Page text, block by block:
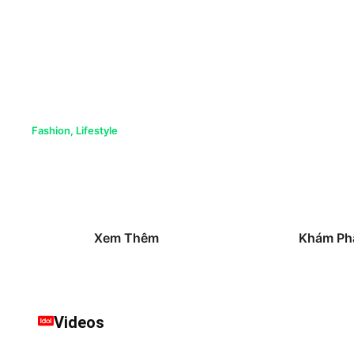
Fashion, Lifestyle
Xem Thêm Khám
Videos